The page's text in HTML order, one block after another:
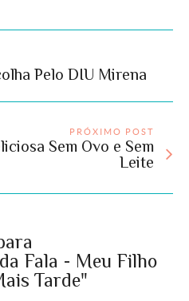
Pelo DIU Mirena
PRÓXIMO POST
Sem Ovo e Sem
Leite
Fala - Meu Filho
Tarde"